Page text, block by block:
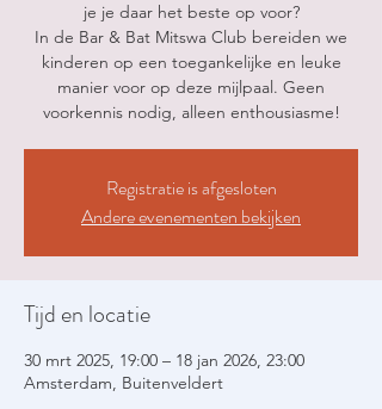
je je daar het beste op voor?
In de Bar & Bat Mitswa Club bereiden we
kinderen op een toegankelijke en leuke
manier voor op deze mijlpaal. Geen
voorkennis nodig, alleen enthousiasme!
Registratie is afgesloten
Andere evenementen bekijken
Tijd en locatie
30 mrt 2025, 19:00 – 18 jan 2026, 23:00
Amsterdam, Buitenveldert